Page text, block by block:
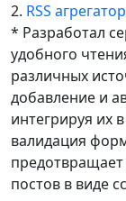
2. RSS агрегатор
* Разработал
удобного
различных
добавление и
интегрируя их
валидация
постов в виде